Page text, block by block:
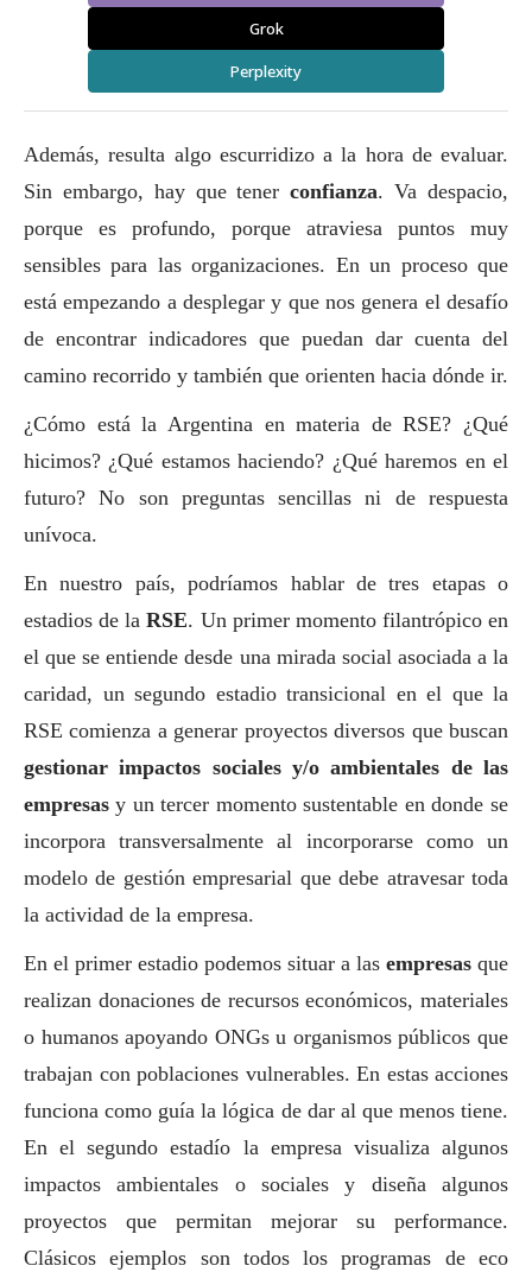
Grok
Perplexity
Además, resulta algo escurridizo a la hora de evaluar.
Sin embargo, hay que tenerconfianza. Va despacio,
porque es profundo, porque atraviesa puntos muy
sensibles para las organizaciones. En un proceso que
está empezando a desplegar y que nos genera el desafío
de encontrar indicadores que puedan dar cuenta del
camino recorrido y también que orienten hacia dónde ir.
¿Cómo está la Argentina en materia de RSE? ¿Qué
hicimos? ¿Qué estamos haciendo? ¿Qué haremos en el
futuro? No son preguntas sencillas ni de respuesta
unívoca.
En nuestro país, podríamos hablar de tres etapas o
estadios de la RSE. Un primer momento filantrópico en
el que se entiende desde una mirada socialasociada a la
caridad, un segundo estadio transicional en el que la
RSE comienza a generar proyectos diversos que buscan
gestionar impactos sociales y/o ambientales de las
empresas y un tercer momento sustentable en donde se
incorpora transversalmente al incorporarse como un
modelo de gestión empresarial que debe atravesar toda
la actividad de la empresa.
En el primer estadio podemos situar a las empresas que
realizan donaciones de recursos económicos, materiales
o humanos apoyando ONGs u organismos públicos que
trabajan con poblaciones vulnerables. En estas acciones
funciona como guía la lógica de dar al que menos tiene.
En el segundo estadío la empresa visualiza algunos
impactos ambientales o sociales y diseña algunos
proyectos que permitan mejorar su performance.
Clásicos ejemplos son todos los programas de eco